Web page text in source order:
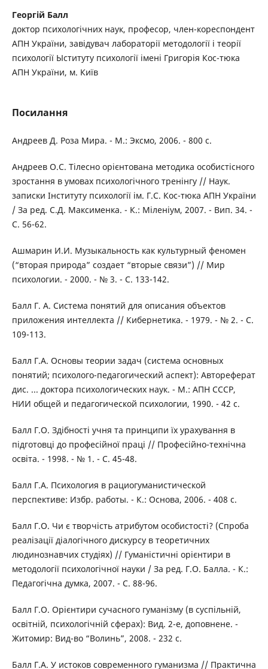
Георгій Балл
доктор психологічних наук, професор, член-кореспондент
АПН України, завідувач лабораторії методології і теорії
психології Ыституту психології імені Григорія Кос-тюка
АПН України, м. Київ
Посилання
Андреев Д. Роза Мира. - М.: Эксмо, 2006. - 800 с.
Андреев О.С. Тілесно орієнтована методика особистісного
зростання в умовах психологічного тренінгу // Наук.
записки Інституту психології ім. Г.С. Кос-тюка АПН України
/ За ред. С.Д. Максименка. - К.: Міленіум, 2007. - Вип. 34. -
С. 56-62.
Ашмарин И.И. Музыкальность как культурный феномен
(“вторая природа” создает “вторые связи”) // Мир
психологии. - 2000. - № 3. - С. 133-142.
Балл Г. А. Система понятий для описания объектов
приложения интеллекта // Кибернетика. - 1979. - № 2. - С.
109-113.
Балл Г.А. Основы теории задач (система основных
понятий; психолого-педагогический аспект): Автореферат
дис. ... доктора психологических наук. - М.: АПН СССР,
НИИ общей и педагогической психологии, 1990. - 42 с.
Балл Г.О. Здібності учня та принципи їх урахування в
підготовці до професійної праці // Професійно-технічна
освіта. - 1998. - № 1. - С. 45-48.
Балл Г.А. Психология в рациогуманистической
перспективе: Избр. работы. - К.: Основа, 2006. - 408 с.
Балл Г.О. Чи є творчість атрибутом особистості? (Спроба
реалізації діалогічного дискурсу в теоретичних
людинознавчих студіях) // Гуманістичні орієнтири в
методології психологічної науки / За ред. Г.О. Балла. - К.:
Педагогічна думка, 2007. - С. 88-96.
Балл Г.О. Орієнтири сучасного гуманізму (в суспільній,
освітній, психологічній сферах): Вид. 2-е, доповнене. -
Житомир: Вид-во “Волинь”, 2008. - 232 с.
Балл Г.А. У истоков современного гуманизма // Практична